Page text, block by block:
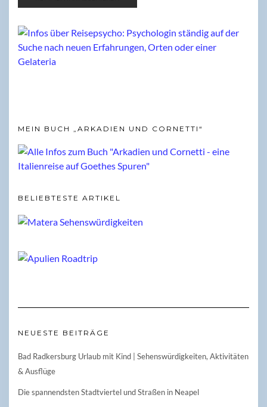
MEIN BUCH „ARKADIEN UND CORNETTI“
BELIEBTESTE ARTIKEL
NEUESTE BEITRÄGE
Bad Radkersburg Urlaub mit Kind | Sehenswürdigkeiten, Aktivitäten
& Ausflüge
Die spannendsten Stadtviertel und Straßen in Neapel